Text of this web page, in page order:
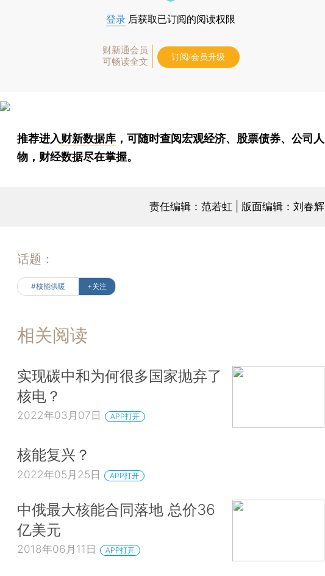
登录 后获取已订阅的阅读权限
财新通会员
可畅读全文
订阅/会员升级
推荐进入财新数据库 ，可随时查阅宏观经济、股票债券、公司人
物，财经数据尽在掌握。
责任编辑：范若虹 | 版面编辑：刘春辉
话题：
#核能供暖 +关注
相关阅读
实现碳中和为何很多国家抛弃了
核电？
2022年03月07日 APP打开
核能复兴？
2022年05月25日 APP打开
中俄最大核能合同落地 总价36
亿美元
2018年06月11日 APP打开